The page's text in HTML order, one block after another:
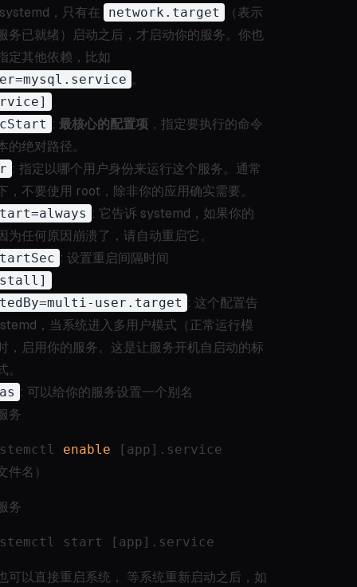
，只有在
network.target
（表示
务已就绪）启动之后，才启动你的服务。你也
定其他依赖，比如
。
:最核心的配置项 ，指定要执行的命令
的绝对路径。
: 指定以哪个用户身份来运行这个服务。通常
，不要使用 root，除非你的应用确实需要。
: 它告诉 systemd，如果你的
为任何原因崩溃了，请自动重启它。
: 设置重启间隔时间
user.target : 这个配置告
，当系统进入多用户模式（正常运行模
，启用你的服务。这是让服务开机自启动的标
。
: 可以给你的服务设置一个别名
务
enable [app].service
件名）
务
start [app].service
可以直接重启系统， 等系统重新启动之后，如